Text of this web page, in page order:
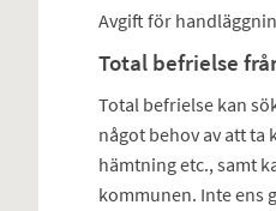
Avgift för
Total befrielse
Total befrielse kan
något behov av att
hämtning etc., samt
kommunen. Inte ens